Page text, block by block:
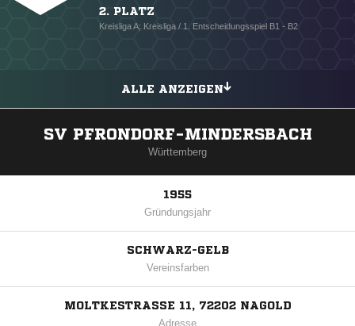
2. PLATZ
Kreisliga A; Kreisliga / 1. Entscheidungsspiel B1 - B2
ALLE ANZEIGEN
SV PFRONDORF-MINDERSBACH
Württemberg
1955
Gründungsjahr
SCHWARZ-GELB
Vereinsfarben
MOLTKESTRASSE 11, 72202 NAGOLD
Adresse